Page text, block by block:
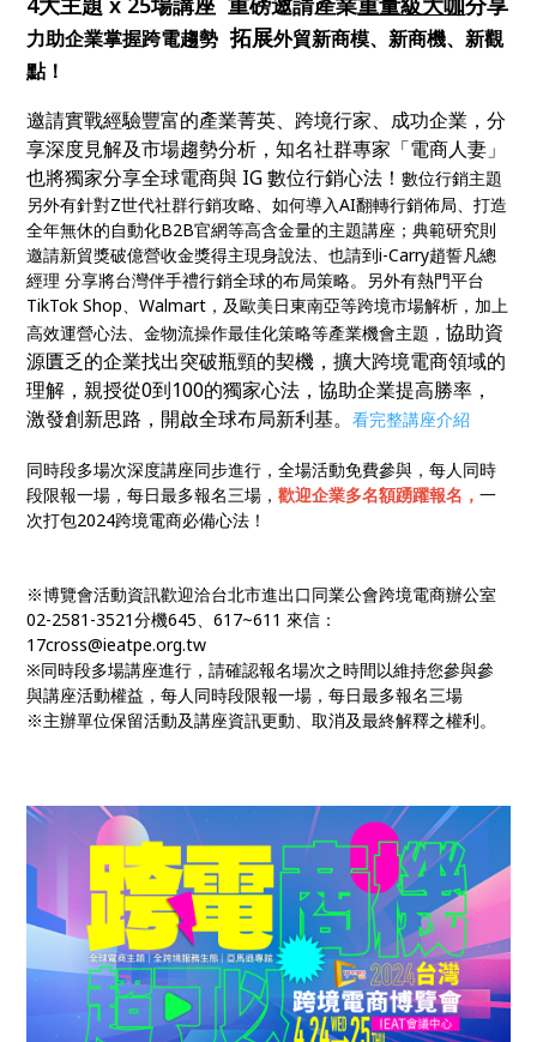
力助企業掌握跨電趨勢 拓展外貿新商模、新商機、新觀
點！
邀請實戰經驗豐富的產業菁英、跨境行家、成功企業，分
享深度見解及市場趨勢分析，知名社群專家「電商人妻」
也將獨家分享全球電商與 IG 數位行銷心法！數位行銷主題
另外有針對Z世代社群行銷攻略、如何導入AI翻轉行銷佈局、打造
全年無休的自動化B2B官網等高含金量的主題講座；典範研究則
邀請新貿獎破億營收金獎得主現身說法、也請到i-Carry趙誓凡總
經理 分享將台灣伴手禮行銷全球的布局策略。另外有熱門平台
TikTok Shop、Walmart，及歐美日東南亞等跨境市場解析，加上
高效運營心法、金物流操作最佳化策略等產業機會主題，協助資
源匱乏的企業找出突破瓶頸的契機，擴大跨境電商領域的
理解，親授從0到100的獨家心法，協助企業提高勝率，
激發創新思路，開啟全球布局新利基。看完整講座介紹
同時段多場次深度講座同步進行，全場活動免費參與，每人同時
段限報一場，每日最多報名三場，歡迎企業多名額踴躍報名，一
次打包2024跨境電商必備心法！
※博覽會活動資訊歡迎洽台北市進出口同業公會跨境電商辦公室
02-2581-3521分機645、617~611 來信：
17cross@ieatpe.org.tw
※同時段多場講座進行，請確認報名場次之時間以維持您參與參
與講座活動權益，每人同時段限報一場，每日最多報名三場
※主辦單位保留活動及講座資訊更動、取消及最終解釋之權利。